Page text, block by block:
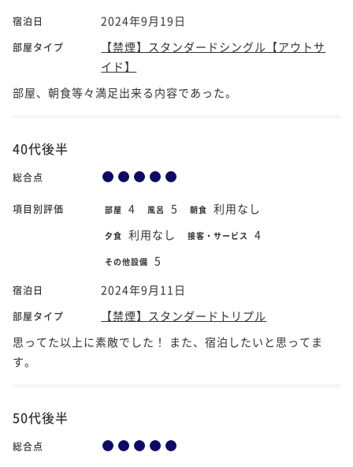
宿泊日 2024年9月19日
部屋タイプ
【禁煙】スタンダードシングル【アウトサ
イド】
部屋、朝食等々満足出来る内容であった。
40代後半
総合点
項目別評価 部屋 4 風呂 5 朝食 利用なし
夕食 利用なし 接客・サービス 4
その他設備 5
宿泊日 2024年9月11日
部屋タイプ
【禁煙】スタンダードトリプル
思ってた以上に素敵でした！ また、宿泊したいと思ってま
す。
50代後半
総合点